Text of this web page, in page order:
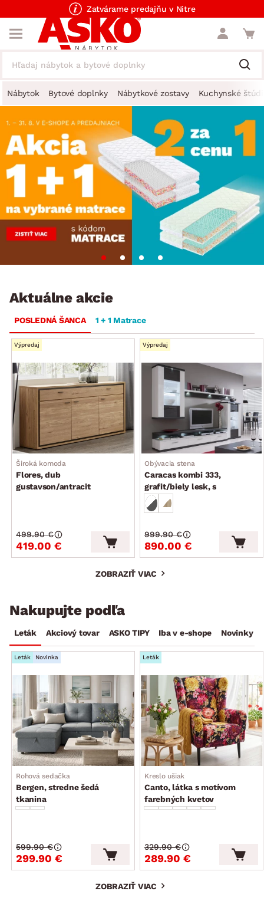
Zatvárame predajňu v Nitre
Nábytok Bytové doplnky Nábytkové zostavy Kuchynské
Aktuálne akcie
POSLEDNÁ ŠANCA 1 + 1 Matrace
Výpredaj
Široká komoda
Flores, dub
gustavson/antracit
419.00 €
499.90 €
Výpredaj
Obývacia stena
Caracas kombi 333,
grafit/biely lesk, s
osvetlením
890.00 €
999.90 €
ZOBRAZIŤ VIAC
Nakupujte podľa
Leták Akciový tovar ASKO TIPY Iba v e-shope Novinky
Leták Novinka
Rohová sedačka
Bergen, stredne šedá
tkanina
299.90 €
599.90 €
Leták
Kreslo ušiak
Canto, látka s motívom
farebných kvetov
289.90 €
329.90 €
ZOBRAZIŤ VIAC